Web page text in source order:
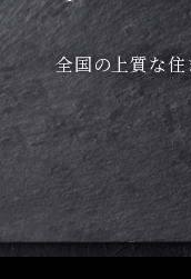
全国の上質な